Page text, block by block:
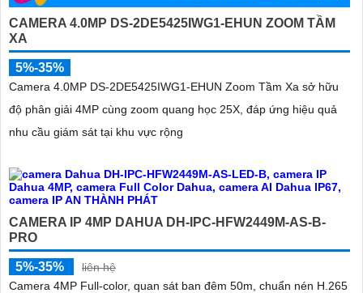
CAMERA 4.0MP DS-2DE5425IWG1-EHUN ZOOM TẦM
XA
5%-35%
Camera 4.0MP DS-2DE5425IWG1-EHUN Zoom Tầm Xa sở hữu
độ phân giải 4MP cùng zoom quang học 25X, đáp ứng hiệu quả
nhu cầu giám sát tại khu vực rộng
CAMERA IP 4MP DAHUA DH-IPC-HFW2449M-AS-B-
PRO
5%-35%
liên hệ
Camera 4MP Full-color, quan sát ban đêm 50m, chuẩn nén H.265